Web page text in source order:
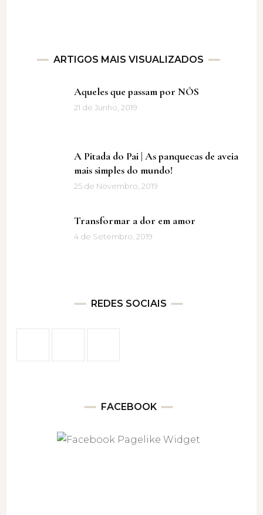
ARTIGOS MAIS VISUALIZADOS
Aqueles que passam por NÓS
21 de Junho, 2019
A Pitada do Pai | As panquecas de aveia
mais simples do mundo!
25 de Novembro, 2019
Transformar a dor em amor
4 de Setembro, 2019
REDES SOCIAIS
FACEBOOK